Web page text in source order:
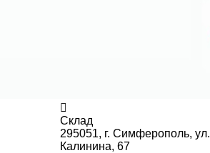
Склад
295051, г. Симферополь, ул.
Калинина, 67